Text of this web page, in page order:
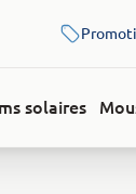
solaires